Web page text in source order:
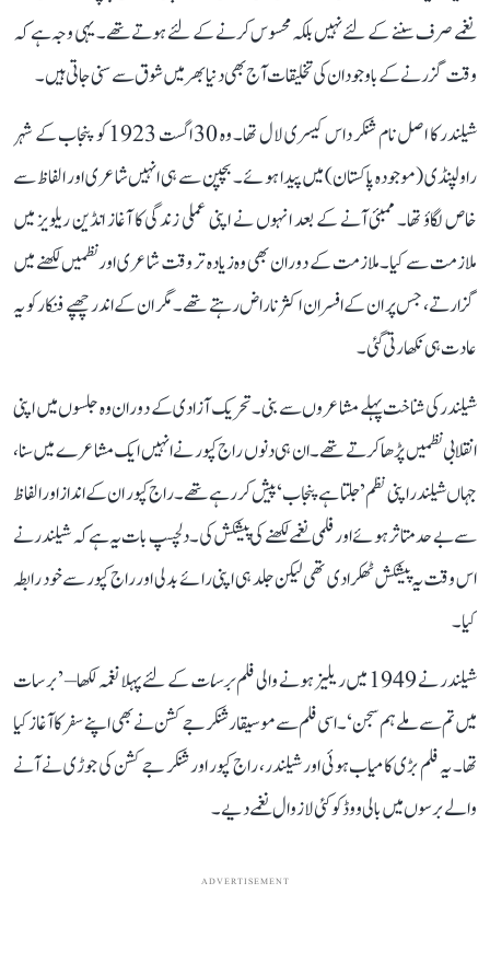
نغمے صرف سننے کے لئے نہیں بلکہ محسوس کرنے کے لئے ہوتے تھے۔ یہی وجہ ہے کہ
وقت گزرنے کے باوجود ان کی تخلیقات آج بھی دنیا بھر میں شوق سے سنی جاتی ہیں۔
شیلندر کا اصل نام شنکر داس کیسری لال تھا۔ وہ 30 اگست 1923 کو پنجاب کے شہر
راولپنڈی (موجودہ پاکستان) میں پیدا ہوئے۔ بچپن سے ہی انہیں شاعری اور الفاظ سے
خاص لگاؤ تھا۔ ممبئی آنے کے بعد انہوں نے اپنی عملی زندگی کا آغاز انڈین ریلویز میں
ملازمت سے کیا۔ ملازمت کے دوران بھی وہ زیادہ تر وقت شاعری اور نظمیں لکھنے میں
گزارتے، جس پر ان کے افسران اکثر ناراض رہتے تھے۔ مگر ان کے اندر چھپے فنکار کو یہ
عادت ہی نکھارتی گئی۔
شیلندر کی شناخت پہلے مشاعروں سے بنی۔ تحریک آزادی کے دوران وہ جلسوں میں اپنی
انقلابی نظمیں پڑھا کرتے تھے۔ ان ہی دنوں راج کپور نے انہیں ایک مشاعرے میں سنا،
جہاں شیلندر اپنی نظم ’جلتا ہے پنجاب‘ پیش کر رہے تھے۔ راج کپور ان کے انداز اور الفاظ
سے بے حد متاثر ہوئے اور فلمی نغمے لکھنے کی پیشکش کی۔ دلچسپ بات یہ ہے کہ شیلندر نے
اس وقت یہ پیشکش ٹھکرا دی تھی لیکن جلد ہی اپنی رائے بدلی اور راج کپور سے خود رابطہ
کیا۔
شیلندر نے 1949 میں ریلیز ہونے والی فلم
برساتکے لئے پہلا نغمہ لکھا– ’برسات
میں تم سے ملے ہم سجن‘۔ اسی فلم سے موسیقار شنکر جے کشن نے بھی اپنے سفر کا آغاز کیا
تھا۔ یہ فلم بڑی کامیاب ہوئی اور شیلندر، راج کپور اور شنکر جے کشن کی جوڑی نے آنے
والے برسوں میں بالی ووڈ کو کئی لازوال نغمے دیے۔
ADVERTISEMENT